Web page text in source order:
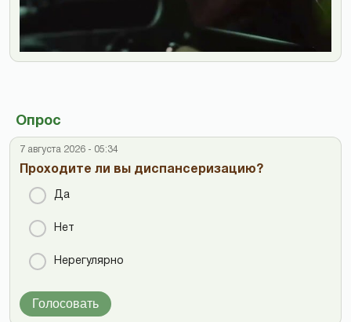
Опрос
7 августа 2026 - 05:34
Проходите ли вы диспансеризацию?
Да
Нет
Нерегулярно
Голосовать